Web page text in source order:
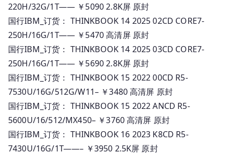
220H/32G/1T—— ￥5090 2.8K屏 原封
国行IBM_订货： THINKBOOK 14 2025 02CD CORE7-
250H/16G/1T—— ￥5470 高清屏 原封
国行IBM_订货： THINKBOOK 14 2025 03CD CORE7-
250H/16G/1T—— ￥5690 2.8K屏 原封
国行IBM_订货： THINKBOOK 15 2022 00CD R5-
7530U/16G/512G/W11– ￥3480 高清屏 原封
国行IBM_订货： THINKBOOK 15 2022 ANCD R5-
5600U/16/512/MX450– ￥3760 高清屏 原封
国行IBM_订货： THINKBOOK 16 2023 K8CD R5-
7430U/16G/1T——– ￥3950 2.5K屏 原封